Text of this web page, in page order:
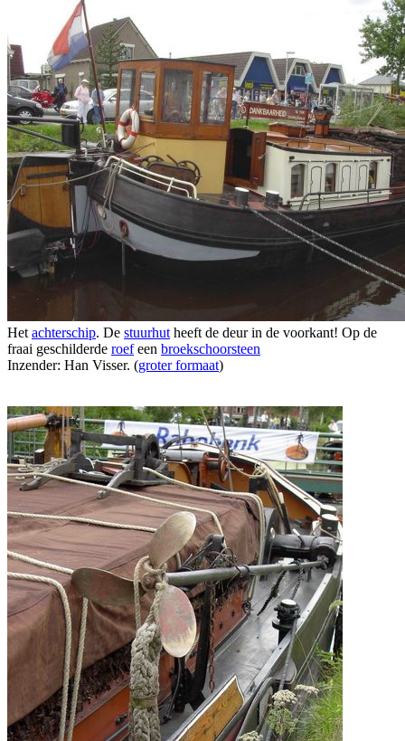
Het achterschip. De stuurhut heeft de deur in de voorkant! Op de
fraai geschilderde roefeen broekschoorsteen
Inzender: Han Visser. (groter formaat)